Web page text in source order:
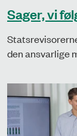
Sager, vi
den ansvarlige